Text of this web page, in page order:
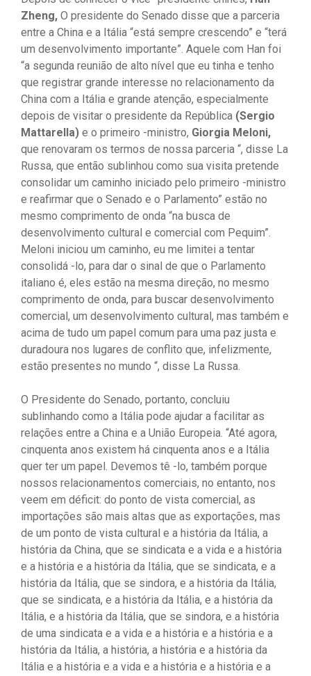
Zheng, O presidente do Senado disse que a parceria
entre a China e a Itália “está sempre crescendo” e “terá
um desenvolvimento importante”. Aquele com Han foi
“a segunda reunião de alto nível que eu tinha e tenho
que registrar grande interesse no relacionamento da
China com a Itália e grande atenção, especialmente
depois de visitar o presidente da República (Sergio
Mattarella) e o primeiro -ministro, Giorgia Meloni,
que renovaram os termos de nossa parceria “, disse La
Russa, que então sublinhou como sua visita pretende
consolidar um caminho iniciado pelo primeiro -ministro
e reafirmar que o Senado e o Parlamento” estão no
mesmo comprimento de onda “na busca de
desenvolvimento cultural e comercial com Pequim”.
Meloni iniciou um caminho, eu me limitei a tentar
consolidá -lo, para dar o sinal de que o Parlamento
italiano é, eles estão na mesma direção, no mesmo
comprimento de onda, para buscar desenvolvimento
comercial, um desenvolvimento cultural, mas também e
acima de tudo um papel comum para uma paz justa e
duradoura nos lugares de conflito que, infelizmente,
estão presentes no mundo “, disse La Russa.
O Presidente do Senado, portanto, concluiu
sublinhando como a Itália pode ajudar a facilitar as
relações entre a China e a União Europeia. “Até agora,
cinquenta anos existem há cinquenta anos e a Itália
quer ter um papel. Devemos tê -lo, também porque
nossos relacionamentos comerciais, no entanto, nos
veem em déficit: do ponto de vista comercial, as
importações são mais altas que as exportações, mas
de um ponto de vista cultural e a história da Itália, a
história da China, que se sindicata e a vida e a história
e a história e a história da Itália, que se sindicata, e a
história da Itália, que se sindora, e a história da Itália,
que se sindicata, e a história da Itália, e a história da
Itália, e a história da Itália, que se sindora, e a história
de uma sindicata e a vida e a história e a história e a
história da Itália, a história, a história e a história da
Itália e a história e a vida e a história e a história e a